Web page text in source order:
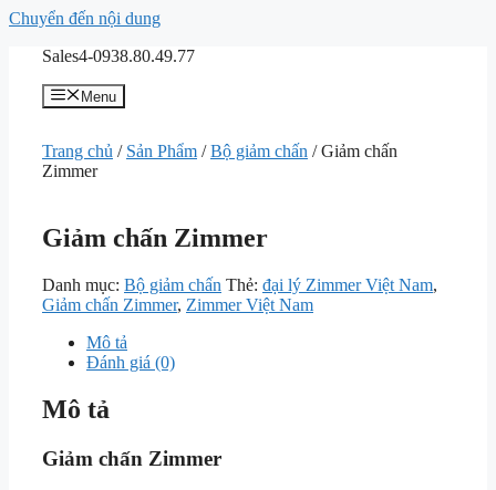
Chuyển đến nội dung
Sales4-0938.80.49.77
Menu
Trang chủ / Sản Phẩm /Bộ giảm chấn / Giảm chấn
Zimmer
Giảm chấn Zimmer
Danh mục: Bộ giảm chấn Thẻ: đại lý Zimmer Việt Nam,
Giảm chấn Zimmer, Zimmer Việt Nam
Mô tả
Đánh giá (0)
Mô tả
Giảm chấn Zimmer